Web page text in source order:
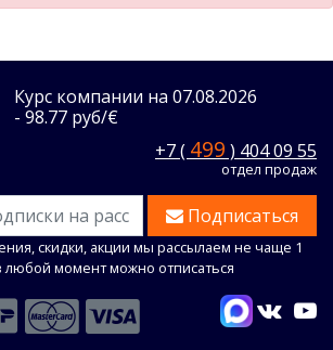
Курс компании на 07.08.2026
- 98.77 руб/€
+7 ( 499 ) 404 09 55
отдел продаж
Подписаться
скидки, акции мы рассылаем не чаще 1
любой момент можно отписаться